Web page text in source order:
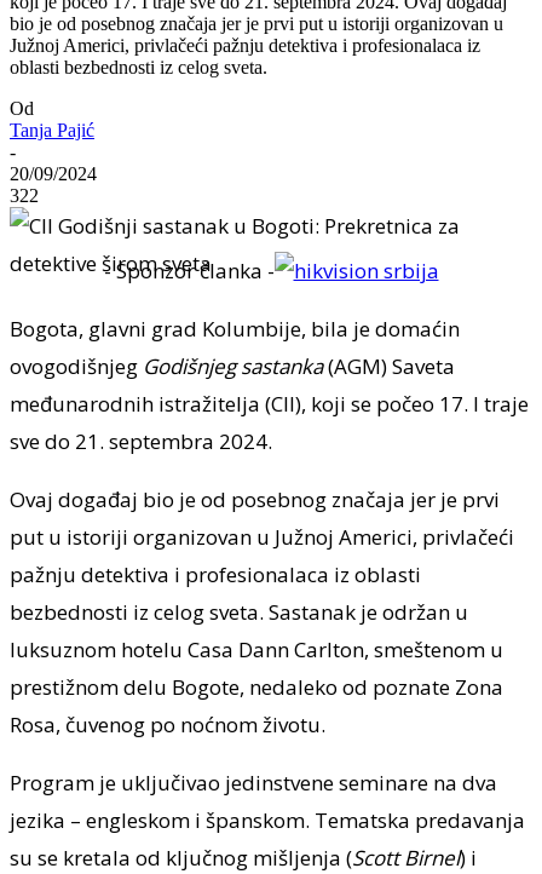
bio je od posebnog značaja jer je prvi put u istoriji organizovan u
Južnoj Americi, privlačeći pažnju detektiva i profesionalaca iz
oblasti bezbednosti iz celog sveta.
Od
Tanja Pajić
-
20/09/2024
322
- Sponzor članka -
Bogota, glavni grad Kolumbije, bila je domaćin
ovogodišnjeg Godišnjeg sastanka(AGM) Saveta
međunarodnih istražitelja (CII), koji se počeo 17. I traje
sve do 21. septembra 2024.
Ovaj događaj bio je od posebnog značaja jer je prvi
put u istoriji organizovan u Južnoj Americi, privlačeći
pažnju detektiva i profesionalaca iz oblasti
bezbednosti iz celog sveta. Sastanak je održan u
luksuznom hotelu Casa Dann Carlton, smeštenom u
prestižnom delu Bogote, nedaleko od poznate Zona
Rosa, čuvenog po noćnom životu.
Program je uključivao jedinstvene seminare na dva
jezika – engleskom i španskom. Tematska predavanja
su se kretala od ključnog mišljenja (Scott Birnel) i